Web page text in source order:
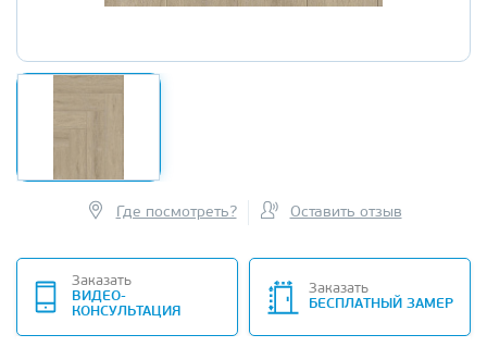
Где посмотреть? Оставить отзыв
Заказать
ВИДЕО-
КОНСУЛЬТАЦИЯ
Заказать
БЕСПЛАТНЫЙ ЗАМЕР